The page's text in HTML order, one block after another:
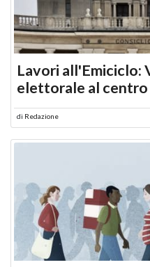
Lavori all'Emiciclo:
elettorale al
di Redazione